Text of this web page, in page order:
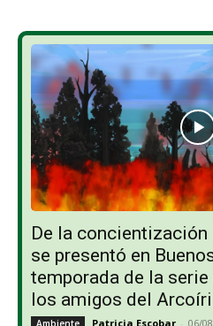
De la
se presentó en
temporada de la serie
los amigos del
Ambiente Patricia Escobar - 06/